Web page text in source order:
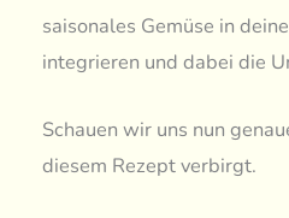
saisonales Gemüse in
integrieren und dabei die
Schauen wir uns nun
diesem Rezept verbirgt.